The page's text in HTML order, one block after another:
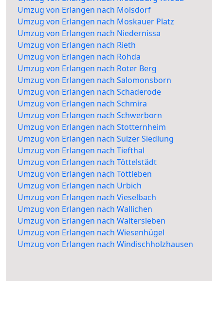
Umzug von Erlangen nach Molsdorf
Umzug von Erlangen nach Moskauer Platz
Umzug von Erlangen nach Niedernissa
Umzug von Erlangen nach Rieth
Umzug von Erlangen nach Rohda
Umzug von Erlangen nach Roter Berg
Umzug von Erlangen nach Salomonsborn
Umzug von Erlangen nach Schaderode
Umzug von Erlangen nach Schmira
Umzug von Erlangen nach Schwerborn
Umzug von Erlangen nach Stotternheim
Umzug von Erlangen nach Sulzer Siedlung
Umzug von Erlangen nach Tiefthal
Umzug von Erlangen nach Töttelstädt
Umzug von Erlangen nach Töttleben
Umzug von Erlangen nach Urbich
Umzug von Erlangen nach Vieselbach
Umzug von Erlangen nach Wallichen
Umzug von Erlangen nach Waltersleben
Umzug von Erlangen nach Wiesenhügel
Umzug von Erlangen nach Windischholzhausen